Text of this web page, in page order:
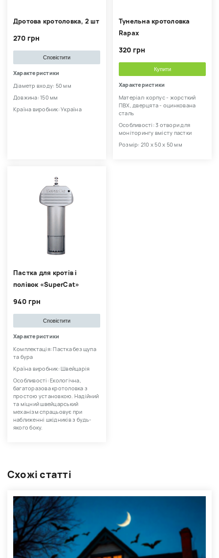
Дротова кротоловка, 2 шт
270 грн
Сповістити
Характеристики
Діаметр входу: 50 мм
Довжина: 150 мм
Країна виробник: Україна
Тунельна кротоловка
Rapax
320 грн
Купити
Характеристики
Матеріал: корпус - жорсткий
ПВХ, дверцята - оцинкована
сталь
Особливості: 3 отвори для
моніторингу вмісту пастки
Розмір: 210 х 50 х 50 мм
Пастка для кротів і
полівок «SuperCat»
940 грн
Сповістити
Характеристики
Комплектація: Пастка без щупа
та бура
Країна виробник: Швейцарія
Особливості: Екологічна,
багаторазова кротоловка з
простою установкою. Надійний
та міцний швейцарський
механізм спрацьовує при
наближенні шкідників з будь-
якого боку.
Схожі статті